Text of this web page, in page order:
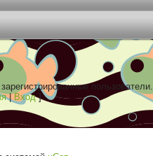
пользователи.
|Вход]